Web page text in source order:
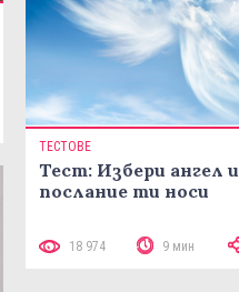
ТЕСТОВЕ
Тест: Избери ангел
послание ти носи
18 974 9 мин